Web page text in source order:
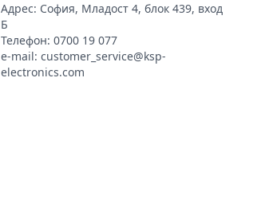
Адрес: София, Младост 4, блок 439, вход
Б
Телефон: 0700 19 077
e-mail: customer_service@ksp-
electronics.com